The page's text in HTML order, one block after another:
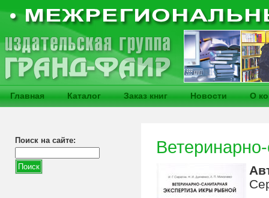
Главная Каталог Заказ книг Новости О
Поиск на сайте: